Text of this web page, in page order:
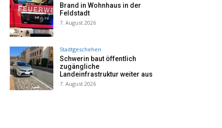
Brand in Wohnhaus in der
Feldstadt
7. August 2026
Stadtgeschehen
Schwerin baut öffentlich
zugängliche
Landeinfrastruktur weiter aus
7. August 2026